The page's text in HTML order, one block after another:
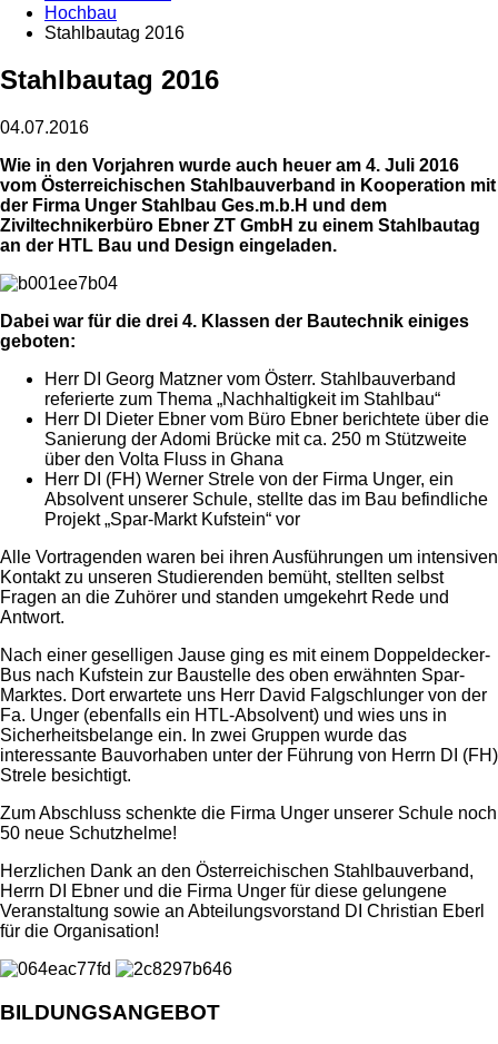
Hochbau
Stahlbautag 2016
Stahlbautag 2016
04.07.2016
Wie in den Vorjahren wurde auch heuer am 4. Juli 2016
vom Österreichischen Stahlbauverband in Kooperation mit
der Firma Unger Stahlbau Ges.m.b.H und dem
Ziviltechnikerbüro Ebner ZT GmbH zu einem Stahlbautag
an der HTL Bau und Design eingeladen.
Dabei war für die drei 4. Klassen der Bautechnik einiges
geboten:
Herr DI Georg Matzner vom Österr. Stahlbauverband
referierte zum Thema „Nachhaltigkeit im Stahlbau“
Herr DI Dieter Ebner vom Büro Ebner berichtete über die
Sanierung der Adomi Brücke mit ca. 250 m Stützweite
über den Volta Fluss in Ghana
Herr DI (FH) Werner Strele von der Firma Unger, ein
Absolvent unserer Schule, stellte das im Bau befindliche
Projekt „Spar-Markt Kufstein“ vor
Alle Vortragenden waren bei ihren Ausführungen um intensiven
Kontakt zu unseren Studierenden bemüht, stellten selbst
Fragen an die Zuhörer und standen umgekehrt Rede und
Antwort.
Nach einer geselligen Jause ging es mit einem Doppeldecker-
Bus nach Kufstein zur Baustelle des oben erwähnten Spar-
Marktes. Dort erwartete uns Herr David Falgschlunger von der
Fa. Unger (ebenfalls ein HTL-Absolvent) und wies uns in
Sicherheitsbelange ein. In zwei Gruppen wurde das
interessante Bauvorhaben unter der Führung von Herrn DI (FH)
Strele besichtigt.
Zum Abschluss schenkte die Firma Unger unserer Schule noch
50 neue Schutzhelme!
Herzlichen Dank an den Österreichischen Stahlbauverband,
Herrn DI Ebner und die Firma Unger für diese gelungene
Veranstaltung sowie an Abteilungsvorstand DI Christian Eberl
für die Organisation!
BILDUNGSANGEBOT